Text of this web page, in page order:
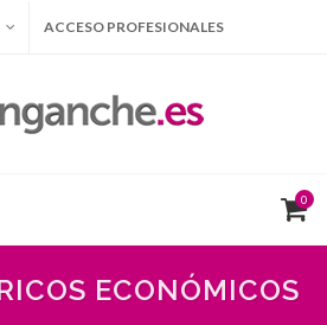
ACCESO PROFESIONALES
0
ECONÓMICOS